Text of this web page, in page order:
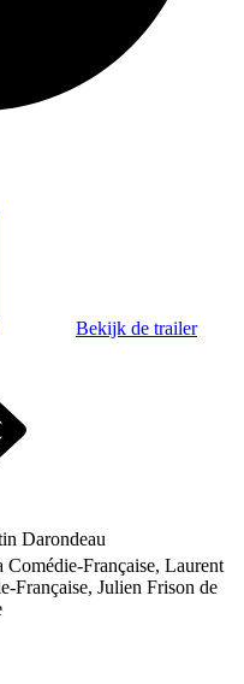
Bekijk de trailer
Darondeau
Comédie-Française, Laurent
Française, Julien Frison de